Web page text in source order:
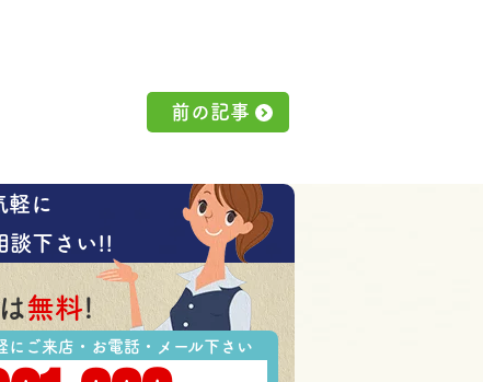
前の記事
軽に
談下さい!!
は無料!
にご来店・お電話・メール下さい